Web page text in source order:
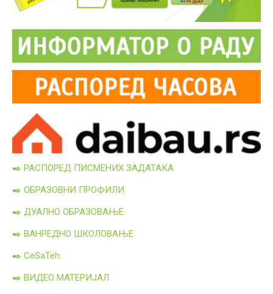
✒️ РАСПОРЕД ПИСМЕНИХ ЗАДАТАКА
✒️ ОБРАЗОВНИ ПРОФИЛИ
✒️ ДУАЛНО ОБРАЗОВАЊЕ
✒️ ВАНРЕДНО ШКОЛОВАЊЕ
✒️ CeSaTeh
✒️ ВИДЕО МАТЕРИЈАЛ